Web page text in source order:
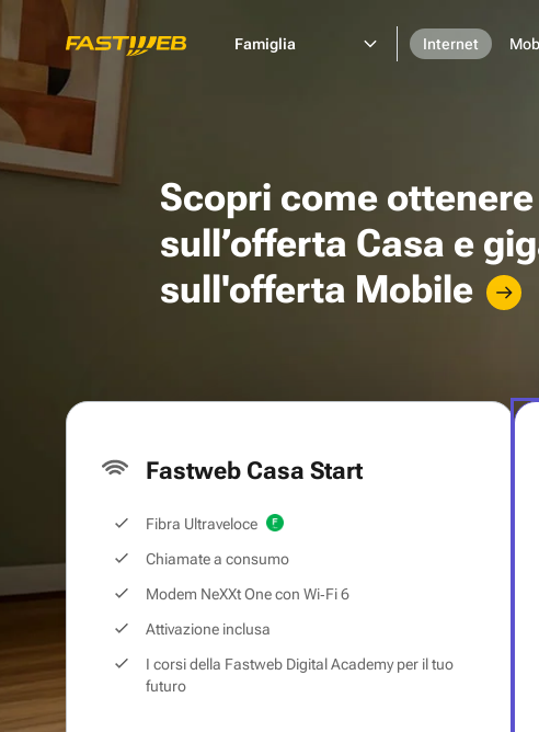
Famiglia Internet
Scopri come
sull’offerta Casa e
sull'offerta Mobile
Fastweb Casa Start
Fibra Ultraveloce
Chiamate a consumo
Modem NeXXt One con Wi‑Fi 6
Attivazione inclusa
I corsi della Fastweb Digital Academy per il tuo
futuro